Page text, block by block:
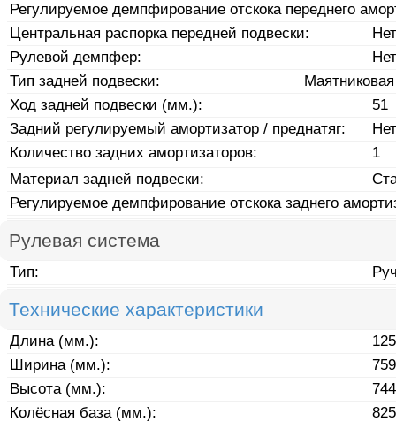
Регулируемое демпфирование отскока переднего
Центральная распорка передней подвески:
Нет
Рулевой демпфер:
Нет
Тип задней подвески:
Маятниковая
Ход задней подвески (мм.):
51
Задний регулируемый амортизатор / преднатяг:
Нет
Количество задних амортизаторов:
1
Материал задней подвески:
Регулируемое демпфирование отскока заднего
Рулевая система
Тип:
Технические характеристики
Длина (мм.):
Ширина (мм.):
Высота (мм.):
Колёсная база (мм.):
825